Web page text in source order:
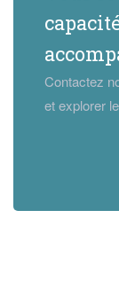
Contactez
et explorer